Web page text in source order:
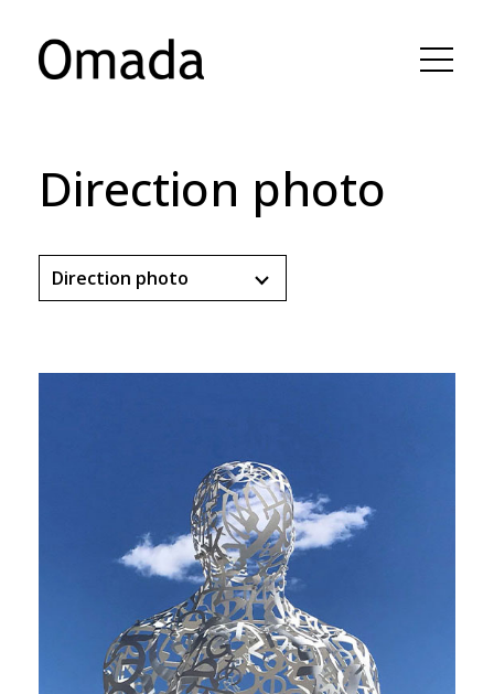
Direction photo
Animation, effets visuels,
Direction artistique
Direction photo
In Memoriam
Littérature Sci-Fi &
Fantastique